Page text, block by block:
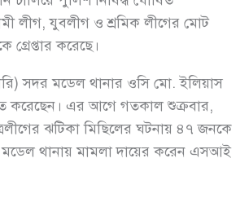
লীগ, যুবলীগ ও শ্রমিক লীগের মোট
গ্রেপ্তার করেছে।
সদর মডেল থানার ওসি মো. ইলিয়াস
করেছেন। এর আগে গতকাল শুক্রবার,
ঝটিকা মিছিলের ঘটনায় ৪৭ জনকে
থানায় মামলা দায়ের করেন এসআই